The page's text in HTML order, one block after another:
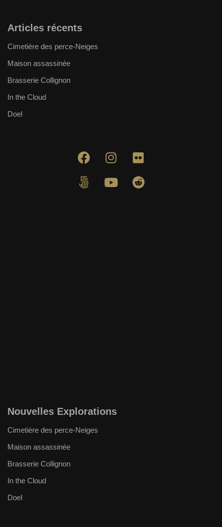
Articles récents
Cimetière des perce-Neiges
Maison assassinée
Brasserie Collignon
In the Cloud
Doel
Nouvelles Explorations
Cimetière des perce-Neiges
Maison assassinée
Brasserie Collignon
In the Cloud
Doel